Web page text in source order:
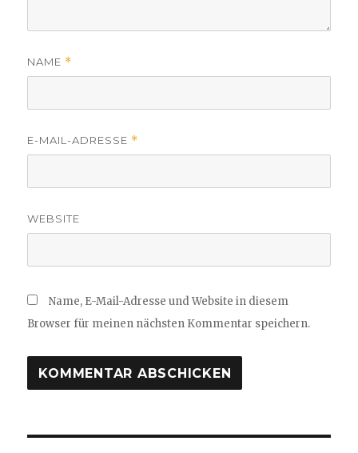
NAME *
E-MAIL-ADRESSE *
WEBSITE
Name, E-Mail-Adresse und Website in diesem
Browser für meinen nächsten Kommentar speichern.